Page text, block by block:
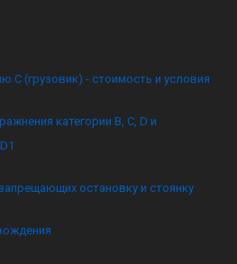
C (грузовик) - стоимость и условия
категории B, C, D и
остановку и стоянку